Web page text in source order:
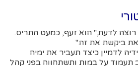
לדעת," הוא זעף, כמעט התריס.
ביקשת את זה."
לידיה לדמיין כיצד תעביר את ימיה
תעמוד על במות ותשתחווה בפני קהל